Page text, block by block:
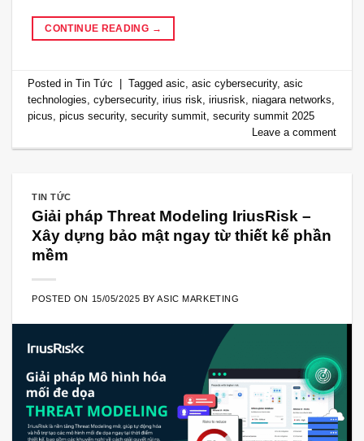
CONTINUE READING →
Posted inTin Tức Taggedasic,asic cybersecurity,asic
technologies,cybersecurity,irius risk,iriusrisk,niagara networks,
picus,picus security,security summit,security summit 2025
Leave a comment
TIN TỨC
Giải pháp Threat Modeling IriusRisk –
Xây dựng bảo mật ngay từ thiết kế phần
mềm
POSTED ON 15/05/2025 BYASIC MARKETING